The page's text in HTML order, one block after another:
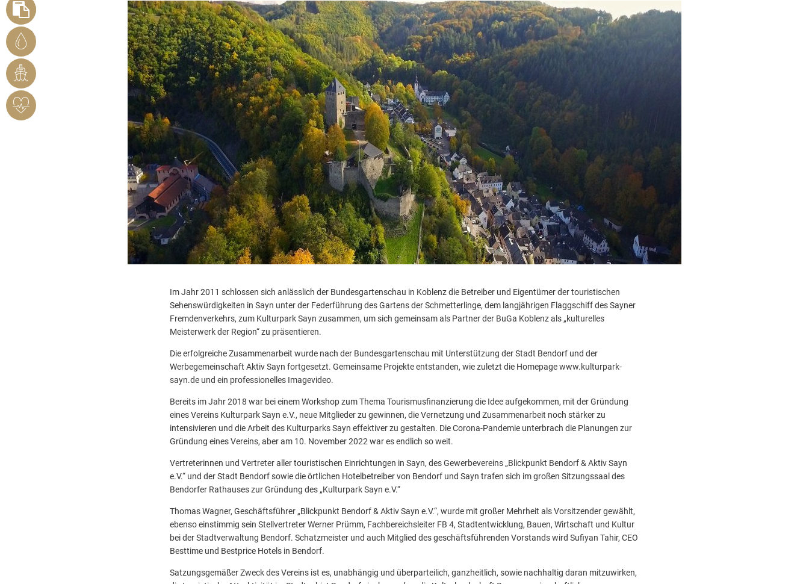
FORMULARE
STADTWERKE
BENDORF
RHEINHAFEN
HERZSICHERES
BENDORF
Im Jahr 2011 schlossen sich anlässlich der Bundesgartenschau in Koblenz die Betreiber und Eigentümer der touristischen
Sehenswürdigkeiten in Sayn unter der Federführung des Gartens der Schmetterlinge, dem langjährigen Flaggschiff des Sayner
Fremdenverkehrs, zum Kulturpark Sayn zusammen, um sich gemeinsam als Partner der BuGa Koblenz als „kulturelles
Meisterwerk der Region“ zu präsentieren.
Die erfolgreiche Zusammenarbeit wurde nach der Bundesgartenschau mit Unterstützung der Stadt Bendorf und der
Werbegemeinschaft Aktiv Sayn fortgesetzt. Gemeinsame Projekte entstanden, wie zuletzt die Homepage www.kulturpark-
sayn.de und ein professionelles Imagevideo.
Bereits im Jahr 2018 war bei einem Workshop zum Thema Tourismusfinanzierung die Idee aufgekommen, mit der Gründung
eines Vereins Kulturpark Sayn e.V., neue Mitglieder zu gewinnen, die Vernetzung und Zusammenarbeit noch stärker zu
intensivieren und die Arbeit des Kulturparks Sayn effektiver zu gestalten. Die Corona-Pandemie unterbrach die Planungen zur
Gründung eines Vereins, aber am 10. November 2022 war es endlich so weit.
Vertreterinnen und Vertreter aller touristischen Einrichtungen in Sayn, des Gewerbevereins „Blickpunkt Bendorf & Aktiv Sayn
e.V.“ und der Stadt Bendorf sowie die örtlichen Hotelbetreiber von Bendorf und Sayn trafen sich im großen Sitzungssaal des
Bendorfer Rathauses zur Gründung des „Kulturpark Sayn e.V.“
Thomas Wagner, Geschäftsführer „Blickpunkt Bendorf & Aktiv Sayn e.V.“, wurde mit großer Mehrheit als Vorsitzender gewählt,
ebenso einstimmig sein Stellvertreter Werner Prümm, Fachbereichsleiter FB 4, Stadtentwicklung, Bauen, Wirtschaft und Kultur
bei der Stadtverwaltung Bendorf. Schatzmeister und auch Mitglied des geschäftsführenden Vorstands wird Sufiyan Tahir, CEO
Besttime und Bestprice Hotels in Bendorf.
Satzungsgemäßer Zweck des Vereins ist es, unabhängig und überparteilich, ganzheitlich, sowie nachhaltig daran mitzuwirken,